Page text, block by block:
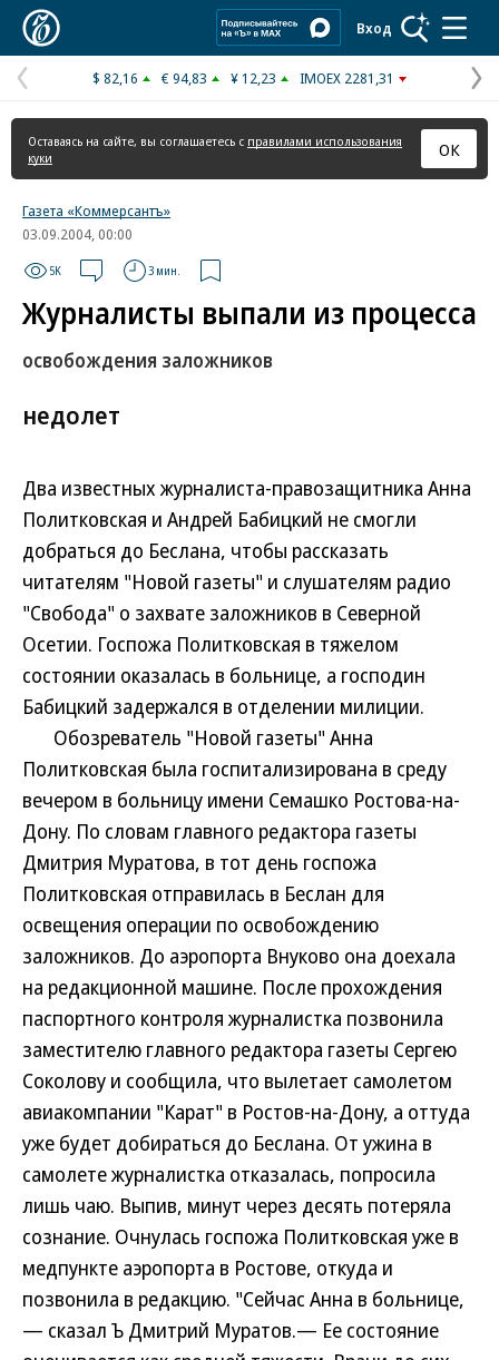
Вход
Предыдущая
страница
$ 82,16 € 94,83 ¥ 12,23 IMOEX 2281,31
Оставаясь на сайте, вы соглашаетесь с правилами использования
куки
ОК
Газета «Коммерсантъ»
03.09.2004, 00:00
5K 3 мин.
Журналисты выпали из процесса
освобождения заложников
недолет
Два известных журналиста-правозащитника Анна
Политковская и Андрей Бабицкий не смогли
добраться до Беслана, чтобы рассказать
читателям "Новой газеты" и слушателям радио
"Свобода" о захвате заложников в Северной
Осетии. Госпожа Политковская в тяжелом
состоянии оказалась в больнице, а господин
Бабицкий задержался в отделении милиции.
Обозреватель "Новой газеты" Анна
Политковская была госпитализирована в среду
вечером в больницу имени Семашко Ростова-на-
Дону. По словам главного редактора газеты
Дмитрия Муратова, в тот день госпожа
Политковская отправилась в Беслан для
освещения операции по освобождению
заложников. До аэропорта Внуково она доехала
на редакционной машине. После прохождения
паспортного контроля журналистка позвонила
заместителю главного редактора газеты Сергею
Соколову и сообщила, что вылетает самолетом
авиакомпании "Карат" в Ростов-на-Дону, а оттуда
уже будет добираться до Беслана. От ужина в
самолете журналистка отказалась, попросила
лишь чаю. Выпив, минут через десять потеряла
сознание. Очнулась госпожа Политковская уже в
медпункте аэропорта в Ростове, откуда и
позвонила в редакцию. "Сейчас Анна в больнице,
— сказал Ъ Дмитрий Муратов.— Ее состояние